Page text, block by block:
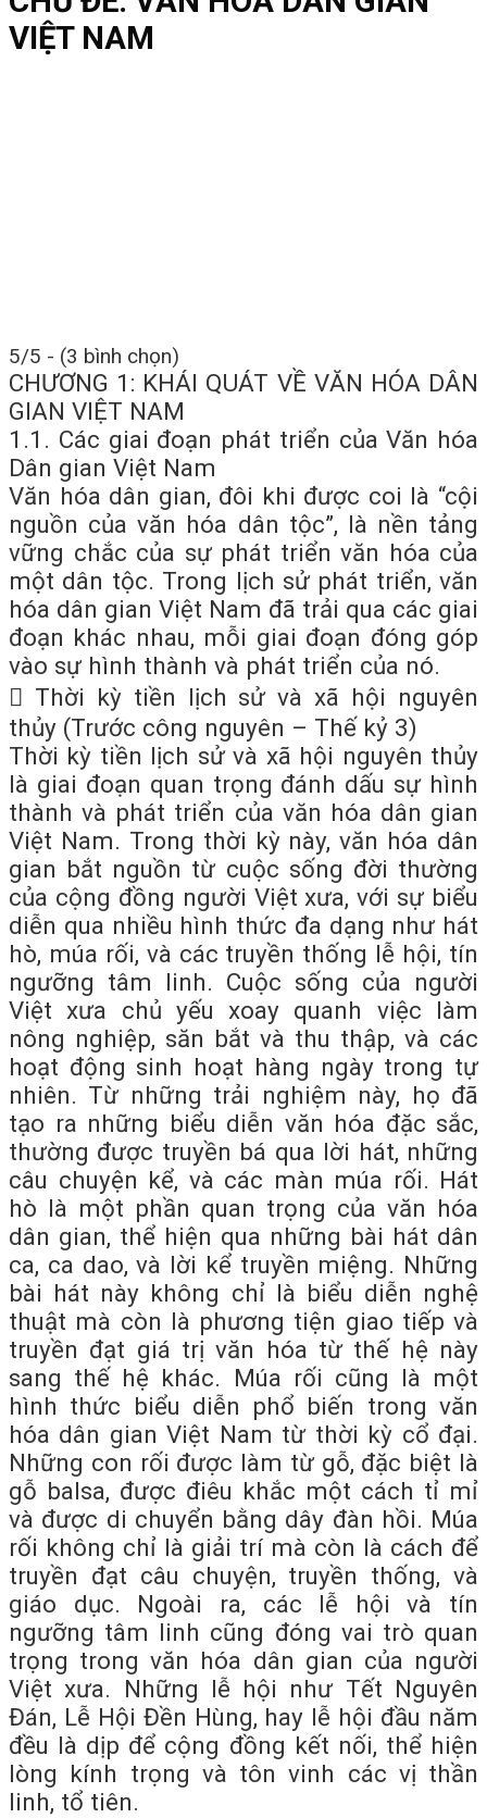
VIỆT NAM
5/5 - (3 bình chọn)
CHƯƠNG 1: KHÁI QUÁT VỀ VĂN HÓA DÂN
GIAN VIỆT NAM
1.1. Các giai đoạn phát triển của Văn hóa
Dân gian Việt Nam
Văn hóa dân gian, đôi khi được coi là “cội
nguồn của văn hóa dân tộc”, là nền tảng
vững chắc của sự phát triển văn hóa của
một dân tộc. Trong lịch sử phát triển, văn
hóa dân gian Việt Nam đã trải qua các giai
đoạn khác nhau, mỗi giai đoạn đóng góp
vào sự hình thành và phát triển của nó.
 Thời kỳ tiền lịch sử và xã hội nguyên
thủy (Trước công nguyên – Thế kỷ 3)
Thời kỳ tiền lịch sử và xã hội nguyên thủy
là giai đoạn quan trọng đánh dấu sự hình
thành và phát triển của văn hóa dân gian
Việt Nam. Trong thời kỳ này, văn hóa dân
gian bắt nguồn từ cuộc sống đời thường
của cộng đồng người Việt xưa, với sự biểu
diễn qua nhiều hình thức đa dạng như hát
hò, múa rối, và các truyền thống lễ hội, tín
ngưỡng tâm linh. Cuộc sống của người
Việt xưa chủ yếu xoay quanh việc làm
nông nghiệp, săn bắt và thu thập, và các
hoạt động sinh hoạt hàng ngày trong tự
nhiên. Từ những trải nghiệm này, họ đã
tạo ra những biểu diễn văn hóa đặc sắc,
thường được truyền bá qua lời hát, những
câu chuyện kể, và các màn múa rối. Hát
hò là một phần quan trọng của văn hóa
dân gian, thể hiện qua những bài hát dân
ca, ca dao, và lời kể truyền miệng. Những
bài hát này không chỉ là biểu diễn nghệ
thuật mà còn là phương tiện giao tiếp và
truyền đạt giá trị văn hóa từ thế hệ này
sang thế hệ khác. Múa rối cũng là một
hình thức biểu diễn phổ biến trong văn
hóa dân gian Việt Nam từ thời kỳ cổ đại.
Những con rối được làm từ gỗ, đặc biệt là
gỗ balsa, được điêu khắc một cách tỉ mỉ
và được di chuyển bằng dây đàn hồi. Múa
rối không chỉ là giải trí mà còn là cách để
truyền đạt câu chuyện, truyền thống, và
giáo dục. Ngoài ra, các lễ hội và tín
ngưỡng tâm linh cũng đóng vai trò quan
trọng trong văn hóa dân gian của người
Việt xưa. Những lễ hội như Tết Nguyên
Đán, Lễ Hội Đền Hùng, hay lễ hội đầu năm
đều là dịp để cộng đồng kết nối, thể hiện
lòng kính trọng và tôn vinh các vị thần
linh, tổ tiên.